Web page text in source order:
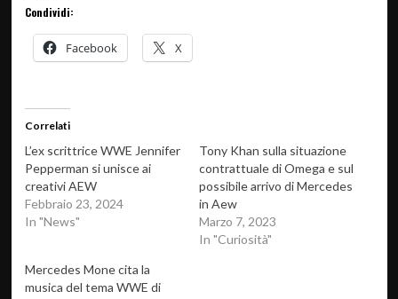
Condividi:
Facebook X
Correlati
L’ex scrittrice WWE Jennifer
Pepperman si unisce ai
creativi AEW
Febbraio 23, 2024
In "News"
Tony Khan sulla situazione
contrattuale di Omega e sul
possibile arrivo di Mercedes
in Aew
Marzo 7, 2023
In "Curiosità"
Mercedes Mone cita la
musica del tema WWE di